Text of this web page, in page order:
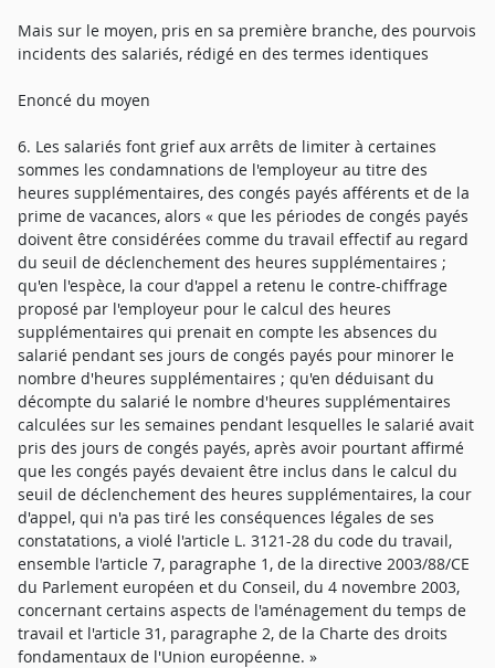
Mais sur le moyen, pris en sa première branche, des pourvois
incidents des salariés, rédigé en des termes identiques
Enoncé du moyen
6. Les salariés font grief aux arrêts de limiter à certaines
sommes les condamnations de l'employeur au titre des
heures supplémentaires, des congés payés afférents et de la
prime de vacances, alors « que les périodes de congés payés
doivent être considérées comme du travail effectif au regard
du seuil de déclenchement des heures supplémentaires ;
qu'en l'espèce, la cour d'appel a retenu le contre-chiffrage
proposé par l'employeur pour le calcul des heures
supplémentaires qui prenait en compte les absences du
salarié pendant ses jours de congés payés pour minorer le
nombre d'heures supplémentaires ; qu'en déduisant du
décompte du salarié le nombre d'heures supplémentaires
calculées sur les semaines pendant lesquelles le salarié avait
pris des jours de congés payés, après avoir pourtant affirmé
que les congés payés devaient être inclus dans le calcul du
seuil de déclenchement des heures supplémentaires, la cour
d'appel, qui n'a pas tiré les conséquences légales de ses
constatations, a violé l'article L. 3121-28 du code du travail,
ensemble l'article 7, paragraphe 1, de la directive 2003/88/CE
du Parlement européen et du Conseil, du 4 novembre 2003,
concernant certains aspects de l'aménagement du temps de
travail et l'article 31, paragraphe 2, de la Charte des droits
fondamentaux de l'Union européenne. »